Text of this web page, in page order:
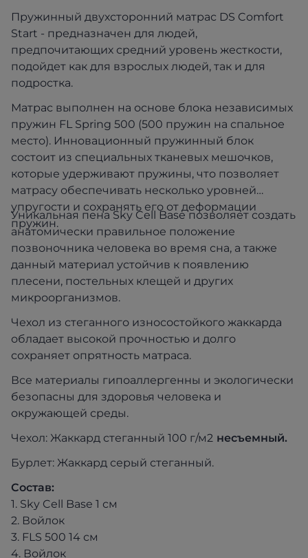
Пружинный двухсторонний матрас DS Comfort
Start - предназначен для людей,
предпочитающих средний уровень жесткости,
подойдет как для взрослых людей, так и для
подростка.
Матрас выполнен на основе блока независимых
пружин FL Spring 500 (500 пружин на спальное
место). Инновационный пружинный блок
состоит из специальных тканевых мешочков,
которые удерживают пружины, что позволяет
матрасу обеспечивать несколько уровней
упругости и сохранять его от деформации
пружин.
Уникальная пена Sky Cell Base позволяет создать
анатомически правильное положение
позвоночника человека во время сна, а также
данный материал устойчив к появлению
плесени, постельных клещей и других
микроорганизмов.
Чехол из стеганного износостойкого жаккарда
обладает высокой прочностью и долго
сохраняет опрятность матраса.
Все материалы гипоаллергенны и экологически
безопасны для здоровья человека и
окружающей среды.
Чехол: Жаккард стеганный 100 г/м2 несъемный.
Бурлет: Жаккард серый стеганный.
Состав:
1. Sky Cell Base 1 см
2. Войлок
3. FLS 500 14 см
4. Войлок